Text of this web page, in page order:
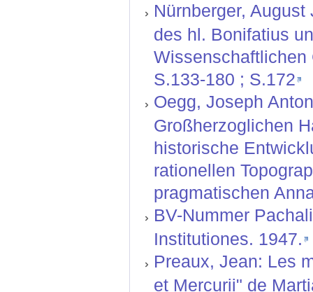
Nürnberger,
des hl. Bonifatius
Wissenschaftlichen
S.133-180 ; S.172
Oegg, Joseph
Großherzoglichen
historische
rationellen
pragmatischen
BV-Nummer
Institutiones. 1947.
Preaux, Jean: Les
et Mercurii" de